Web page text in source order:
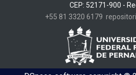
CEP: 52171-900 -
+55 81 3320 6179